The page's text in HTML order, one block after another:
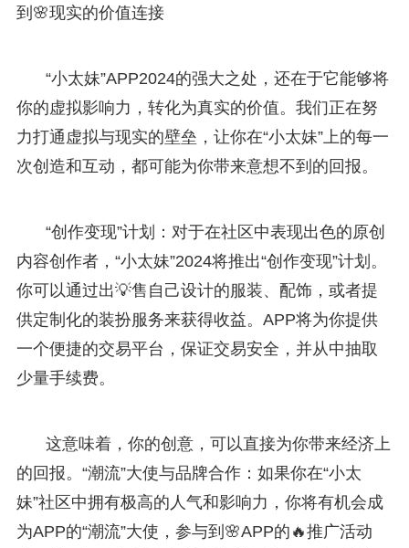
到🌸现实的价值连接
“小太妹”APP2024的强大之处，还在于它能够将
你的虚拟影响力，转化为真实的价值。我们正在努
力打通虚拟与现实的壁垒，让你在“小太妹”上的每一
次创造和互动，都可能为你带来意想不到的回报。
“创作变现”计划：对于在社区中表现出色的原创
内容创作者，“小太妹”2024将推出“创作变现”计划。
你可以通过出💡售自己设计的服装、配饰，或者提
供定制化的装扮服务来获得收益。APP将为你提供
一个便捷的交易平台，保证交易安全，并从中抽取
少量手续费。
这意味着，你的创意，可以直接为你带来经济上
的回报。“潮流”大使与品牌合作：如果你在“小太
妹”社区中拥有极高的人气和影响力，你将有机会成
为APP的“潮流”大使，参与到🌸APP的🔥推广活动